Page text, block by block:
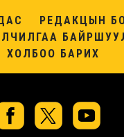
РЕДАКЦЫН
ХОЛБОО БАРИХ